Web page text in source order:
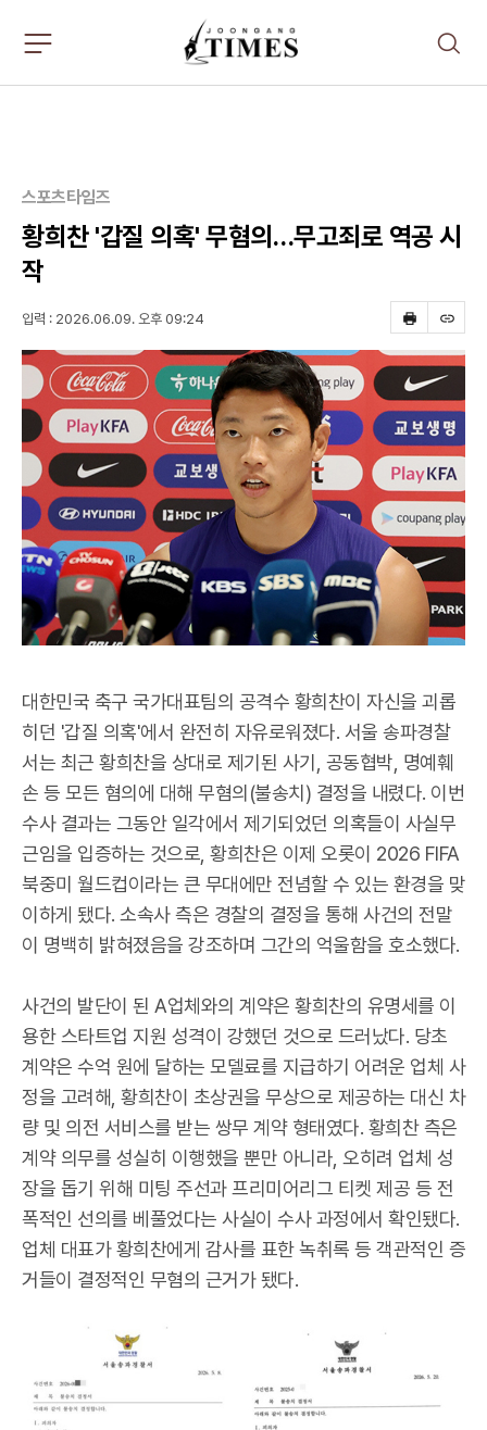
검
주
서
펼
치
기
스포츠타임즈
황희찬 '갑질 의혹' 무혐의…무고죄로 역공 시
작
프
린
트
스
크
랩
입력 : 2026.06.09. 오후 09:24
대한민국 축구 국가대표팀의 공격수 황희찬이 자신을 괴롭
히던 '갑질 의혹'에서 완전히 자유로워졌다. 서울 송파경찰
서는 최근 황희찬을 상대로 제기된 사기, 공동협박, 명예훼
손 등 모든 혐의에 대해 무혐의(불송치) 결정을 내렸다. 이번
수사 결과는 그동안 일각에서 제기되었던 의혹들이 사실무
근임을 입증하는 것으로, 황희찬은 이제 오롯이 2026 FIFA
북중미 월드컵이라는 큰 무대에만 전념할 수 있는 환경을 맞
이하게 됐다. 소속사 측은 경찰의 결정을 통해 사건의 전말
이 명백히 밝혀졌음을 강조하며 그간의 억울함을 호소했다.
사건의 발단이 된 A업체와의 계약은 황희찬의 유명세를 이
용한 스타트업 지원 성격이 강했던 것으로 드러났다. 당초
계약은 수억 원에 달하는 모델료를 지급하기 어려운 업체 사
정을 고려해, 황희찬이 초상권을 무상으로 제공하는 대신 차
량 및 의전 서비스를 받는 쌍무 계약 형태였다. 황희찬 측은
계약 의무를 성실히 이행했을 뿐만 아니라, 오히려 업체 성
장을 돕기 위해 미팅 주선과 프리미어리그 티켓 제공 등 전
폭적인 선의를 베풀었다는 사실이 수사 과정에서 확인됐다.
업체 대표가 황희찬에게 감사를 표한 녹취록 등 객관적인 증
거들이 결정적인 무혐의 근거가 됐다.